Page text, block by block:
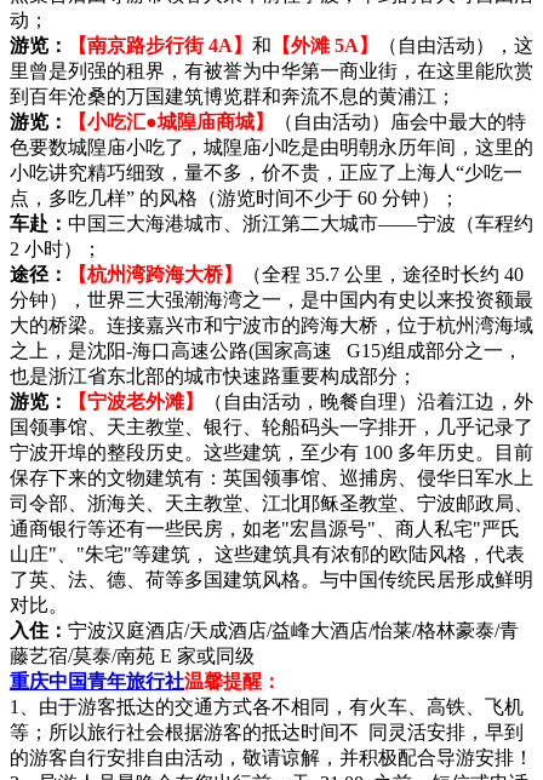
动；
游览：
【南京路步行街 4A】 和 【外滩 5A】
（自由活动），这
里曾是列强的租界，有被誉为中华第一商业街，在这里能欣赏
到百年沧桑的万国建筑博览群和奔流不息的黄浦江；
游览：
【小吃汇●城隍庙商城】
（自由活动）庙会中最大的特
色要数城隍庙小吃了，城隍庙小吃是由明朝永历年间，这里的
小吃讲究精巧细致，量不多，价不贵，正应了上海人“少吃一
点，多吃几样” 的风格（游览时间不少于 60 分钟）；
车赴： 中国三大海港城市、浙江第二大城市——宁波（车程约
2 小时）；
途径：
【杭州湾跨海大桥】
（全程 35.7 公里，途径时长约 40
分钟），世界三大强潮海湾之一，是中国内有史以来投资额最
大的桥梁。连接嘉兴市和宁波市的跨海大桥，位于杭州湾海域
之上，是沈阳-海口高速公路(国家高速 G15)组成部分之一，
也是浙江省东北部的城市快速路重要构成部分；
游览：
【宁波老外滩】
（自由活动，晚餐自理）沿着江边，外
国领事馆、天主教堂、银行、轮船码头一字排开，几乎记录了
宁波开埠的整段历史。这些建筑，至少有 100 多年历史。目前
保存下来的文物建筑有：英国领事馆、巡捕房、侵华日军水上
司令部、浙海关、天主教堂、江北耶稣圣教堂、宁波邮政局、
通商银行等还有一些民房，如老"宏昌源号"、商人私宅"严氏
山庄"、"朱宅"等建筑， 这些建筑具有浓郁的欧陆风格，代表
了英、法、德、荷等多国建筑风格。与中国传统民居形成鲜明
对比。
入住： 宁波汉庭酒店/天成酒店/益峰大酒店/怡莱/格林豪泰/青
藤艺宿/莫泰/南苑 E 家或同级
重庆中国青年旅行社温馨提醒：
1、由于游客抵达的交通方式各不相同，有火车、高铁、飞机
等；所以旅行社会根据游客的抵达时间不 同灵活安排，早到
的游客自行安排自由活动，敬请谅解，并积极配合导游安排！